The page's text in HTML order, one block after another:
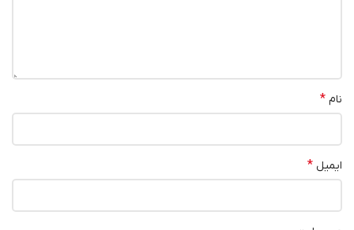
نام *
ایمیل *